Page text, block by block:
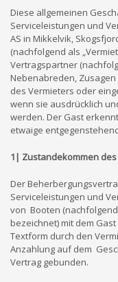
Diese allgemeinen
Serviceleistungen und
AS in Mikkelvik,
(nachfolgend als
Vertragspartner
Nebenabreden,
des Vermieters oder
wenn sie ausdrücklich
werden. Der Gast
etwaige
1| Zustandekommen
Der
Serviceleistungen und
von Booten
bezeichnet) mit dem
Textform durch den
Anzahlung auf dem
Vertrag gebunden.